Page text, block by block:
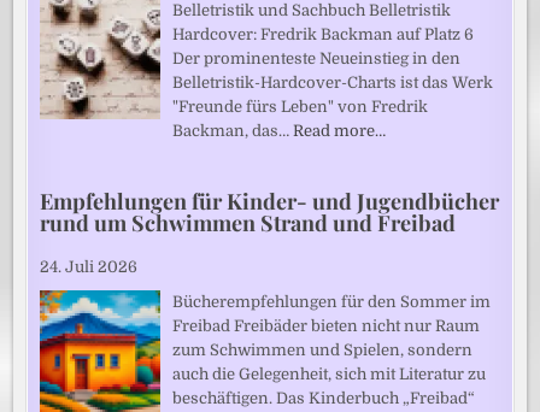
Belletristik und Sachbuch Belletristik
Hardcover: Fredrik Backman auf Platz 6
Der prominenteste Neueinstieg in den
Belletristik-Hardcover-Charts ist das Werk
"Freunde fürs Leben" von Fredrik
Backman, das…Read more…
Empfehlungen für Kinder- und Jugendbücher
rund um Schwimmen Strand und Freibad
24. Juli 2026
Bücherempfehlungen für den Sommer im
Freibad Freibäder bieten nicht nur Raum
zum Schwimmen und Spielen, sondern
auch die Gelegenheit, sich mit Literatur zu
beschäftigen. Das Kinderbuch „Freibad“